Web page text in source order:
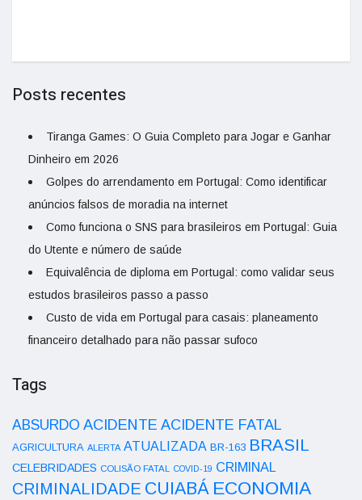
Posts recentes
Tiranga Games: O Guia Completo para Jogar e Ganhar
Dinheiro em 2026
Golpes do arrendamento em Portugal: Como identificar
anúncios falsos de moradia na internet
Como funciona o SNS para brasileiros em Portugal: Guia
do Utente e número de saúde
Equivalência de diploma em Portugal: como validar seus
estudos brasileiros passo a passo
Custo de vida em Portugal para casais: planeamento
financeiro detalhado para não passar sufoco
Tags
ABSURDO ACIDENTE ACIDENTE FATAL
AGRICULTURA ALERTA ATUALIZADA BR-163 BRASIL
CELEBRIDADES COLISÃO FATAL COVID-19 CRIMINAL
CRIMINALIDADE CUIABÁ ECONOMIA